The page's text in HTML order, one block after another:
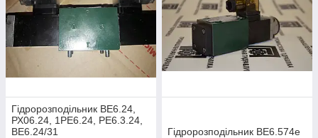
Гідророзподільник ВЕ6.24,
РХ06.24, 1РЕ6.24, РЕ6.3.24,
ВЕ6.24/31
Гідророзподільник ВЕ6.574е